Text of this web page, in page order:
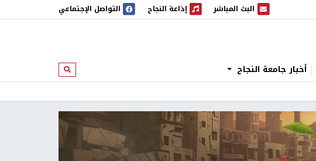
البث المباشر
البث المباشر إذاعة النجاح
إذاعة النجاح التواصل الإجتماعي
أخبار جامعة النجاح ابحث